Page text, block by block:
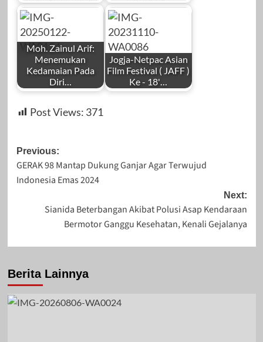
November 6, 2023
Desember 24,
2025
by
Redaksi
Desember 8, 2023
by
Redaksi
Moh. Zainul Arif:
Menemukan
Kedamaian Pada
Diri…
by
Redaksi
Jogja-Netpac Asian
Film Festival ( JAFF )
Ke - 18'…
by
2023
Post Views: 371
Post
navigation
Previous:
GERAK 98 Mantap Dukung Ganjar Agar Terwujud
Indonesia Emas 2024
Next:
Sianida Beterbangan Akibat Polusi Asap Kendaraan
Bermotor Ganggu Kesehatan, Kenali Gejalanya
Berita Lainnya